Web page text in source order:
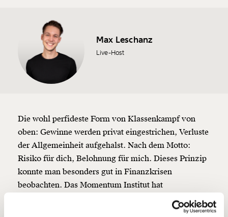
Veränderung
beginnt mit Dir!
WerdeFördermitglied
Netz. Unabhängig und werbefrei. Und das wird auch
so bleiben. Kämpf’ mit uns für den Fortschritt und
unterstütze uns mit Deinem Mitgliedsbeitrag.
Du überweist lieber direkt?
Hier unsere IBAN: AT34 4300 0498 0007 6017
Kontoinhaber: Momentum Institut - Verein für
sozialen Fortschritt
Max Leschanz
Live-Host
Die wohl perfideste Form von Klassenkampf von
oben: Gewinne werden privat eingestrichen, Verluste
der Allgemeinheit aufgehalst. Nach dem Motto:
Risiko für dich, Belohnung für mich. Dieses Prinzip
konnte man besonders gut in Finanzkrisen
beobachten. Das Momentum Institut hat
ausgerechnet, dass die Bankenrettung nach 2008 den
14,4 Milliarden